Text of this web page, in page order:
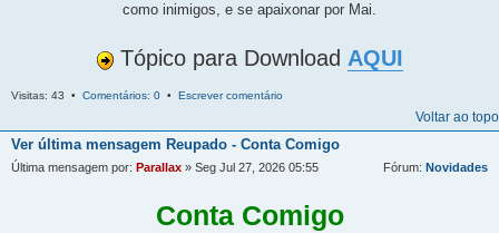
como inimigos, e se apaixonar por Mai.
Tópico para Download AQUI
Visitas: 43 • Comentários: 0 • Escrever comentário
Voltar ao topo
Ver última mensagem Reupado - Conta Comigo
Última mensagem por: Parallax » Seg Jul 27, 2026 05:55 Fórum: Novidades
Conta Comigo